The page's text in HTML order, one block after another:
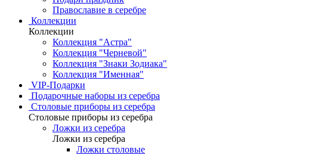
Православие в серебре
Коллекции
Коллекции
Коллекция "Астра"
Коллекция "Черневой"
Коллекция "Знаки Зодиака"
Коллекция "Именная"
VIP-Подарки
Подарочные наборы из серебра
Столовые приборы из серебра
Столовые приборы из серебра
Ложки из серебра
Ложки из серебра
Ложки столовые